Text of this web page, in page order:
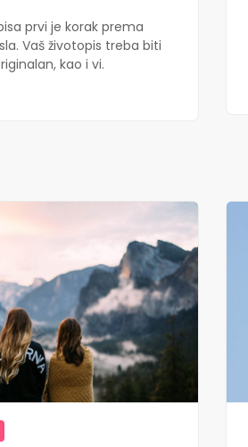
prvi je korak prema
Vaš životopis treba biti
kao i vi.